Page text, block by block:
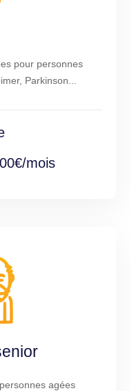
pour personnes
Parkinson...
mois
agées